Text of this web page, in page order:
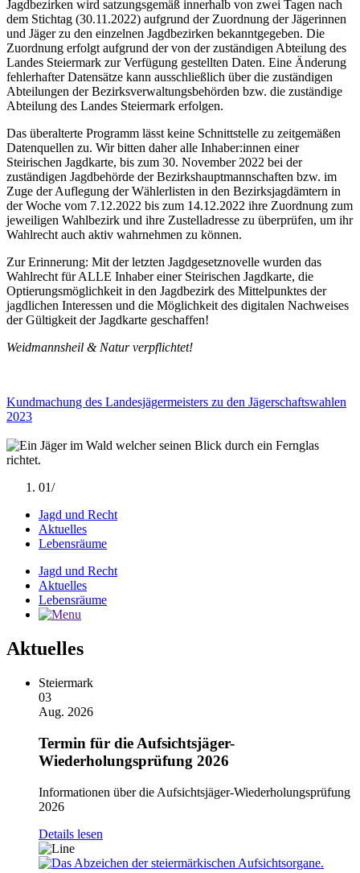
Jagdbezirken wird satzungsgemäß innerhalb von zwei Tagen nach
dem Stichtag (30.11.2022) aufgrund der Zuordnung der Jägerinnen
und Jäger zu den einzelnen Jagdbezirken bekanntgegeben. Die
Zuordnung erfolgt aufgrund der von der zuständigen Abteilung des
Landes Steiermark zur Verfügung gestellten Daten. Eine Änderung
fehlerhafter Datensätze kann ausschließlich über die zuständigen
Abteilungen der Bezirksverwaltungsbehörden bzw. die zuständige
Abteilung des Landes Steiermark erfolgen.
Das überalterte Programm lässt keine Schnittstelle zu zeitgemäßen
Datenquellen zu. Wir bitten daher alle Inhaber:innen einer
Steirischen Jagdkarte, bis zum 30. November 2022 bei der
zuständigen Jagdbehörde der Bezirkshauptmannschaften bzw. im
Zuge der Auflegung der Wählerlisten in den Bezirksjagdämtern in
der Woche vom 7.12.2022 bis zum 14.12.2022 ihre Zuordnung zum
jeweiligen Wahlbezirk und ihre Zustelladresse zu überprüfen, um ihr
Wahlrecht auch aktiv wahrnehmen zu können.
Zur Erinnerung: Mit der letzten Jagdgesetznovelle wurden das
Wahlrecht für ALLE Inhaber einer Steirischen Jagdkarte, die
Optierungsmöglichkeit in den Jagdbezirk des Mittelpunktes der
jagdlichen Interessen und die Möglichkeit des digitalen Nachweises
der Gültigkeit der Jagdkarte geschaffen!
Weidmannsheil & Natur verpflichtet!
Kundmachung des Landesjägermeisters zu den Jägerschaftswahlen
2023
01/
Jagd und Recht
Aktuelles
Lebensräume
Jagd und Recht
Aktuelles
Lebensräume
Aktuelles
Steiermark
03
Aug. 2026
Termin für die Aufsichtsjäger-
Wiederholungsprüfung 2026
Informationen über die Aufsichtsjäger-Wiederholungsprüfung
2026
Details lesen